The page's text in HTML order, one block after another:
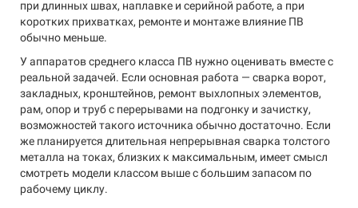
при длинных швах, наплавке и серийной работе, а при
коротких прихватках, ремонте и монтаже влияние ПВ
обычно меньше.
У аппаратов среднего класса ПВ нужно оценивать вместе с
реальной задачей. Если основная работа — сварка ворот,
закладных, кронштейнов, ремонт выхлопных элементов,
рам, опор и труб с перерывами на подгонку и зачистку,
возможностей такого источника обычно достаточно. Если
же планируется длительная непрерывная сварка толстого
металла на токах, близких к максимальным, имеет смысл
смотреть модели классом выше с большим запасом по
рабочему циклу.